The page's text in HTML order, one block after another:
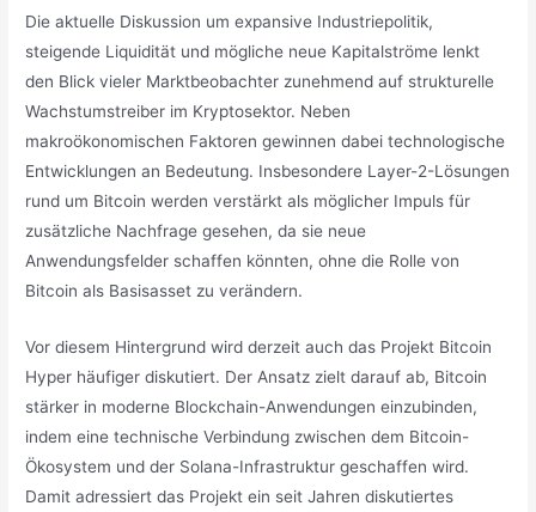
Die aktuelle Diskussion um expansive Industriepolitik,
steigende Liquidität und mögliche neue Kapitalströme lenkt
den Blick vieler Marktbeobachter zunehmend auf strukturelle
Wachstumstreiber im Kryptosektor. Neben
makroökonomischen Faktoren gewinnen dabei technologische
Entwicklungen an Bedeutung. Insbesondere Layer-2-Lösungen
rund um Bitcoin werden verstärkt als möglicher Impuls für
zusätzliche Nachfrage gesehen, da sie neue
Anwendungsfelder schaffen könnten, ohne die Rolle von
Bitcoin als Basisasset zu verändern.
Vor diesem Hintergrund wird derzeit auch das Projekt Bitcoin
Hyper häufiger diskutiert. Der Ansatz zielt darauf ab, Bitcoin
stärker in moderne Blockchain-Anwendungen einzubinden,
indem eine technische Verbindung zwischen dem Bitcoin-
Ökosystem und der Solana-Infrastruktur geschaffen wird.
Damit adressiert das Projekt ein seit Jahren diskutiertes